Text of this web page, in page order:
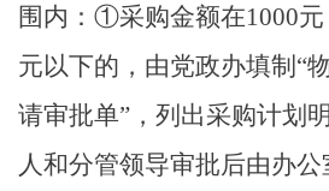
围内 ： ①采购金额在1000元
元以下的，由党政办填制 “
请审批单”，列出采购计划
人和分管领导审批后由办